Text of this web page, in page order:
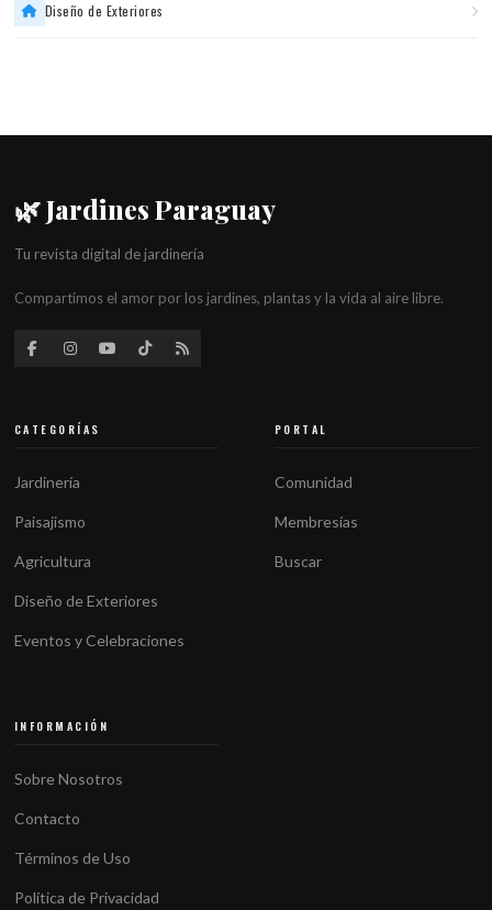
Diseño de Exteriores
🌿 Jardines Paraguay
Tu revista digital de jardinería
Compartimos el amor por los jardines, plantas y la vida al aire libre.
CATEGORÍAS
Jardinería
Paisajismo
Agricultura
Diseño de Exteriores
Eventos y Celebraciones
PORTAL
Comunidad
Membresías
Buscar
INFORMACIÓN
Sobre Nosotros
Contacto
Términos de Uso
Política de Privacidad